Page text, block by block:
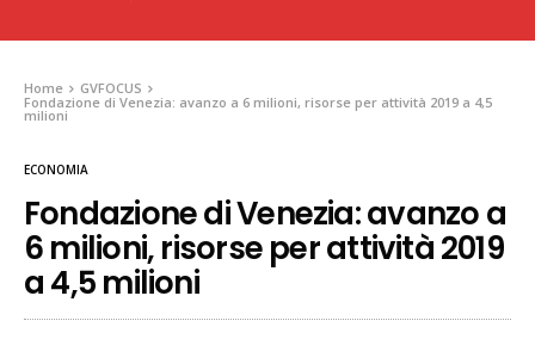
Home
GVFOCUS
Fondazione di Venezia: avanzo a 6 milioni, risorse per attività 2019 a 4,5
milioni
ECONOMIA
Fondazione di Venezia: avanzo a
6 milioni, risorse per attività 2019
a 4,5 milioni